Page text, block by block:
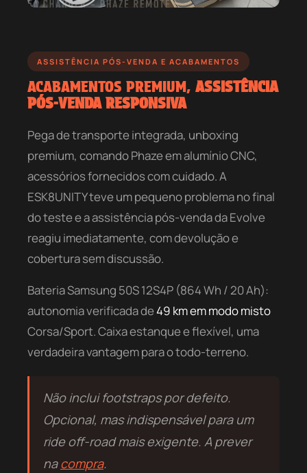
ASSISTÊNCIA PÓS-VENDA E ACABAMENTOS
ACABAMENTOS PREMIUM, ASSISTÊNCIA
PÓS-VENDA RESPONSIVA
Pega de transporte integrada, unboxing
premium, comando Phaze em alumínio CNC,
acessórios fornecidos com cuidado. A
ESK8UNITY teve um pequeno problema no final
do teste e a assistência pós-venda da Evolve
reagiu imediatamente, com devolução e
cobertura sem discussão.
Bateria Samsung 50S 12S4P (864 Wh / 20 Ah):
autonomia verificada de49 km em modo misto
Corsa/Sport. Caixa estanque e flexível, uma
verdadeira vantagem para o todo-terreno.
Não inclui footstraps por defeito.
Opcional, mas indispensável para um
ride off-road mais exigente. A prever
nacompra.